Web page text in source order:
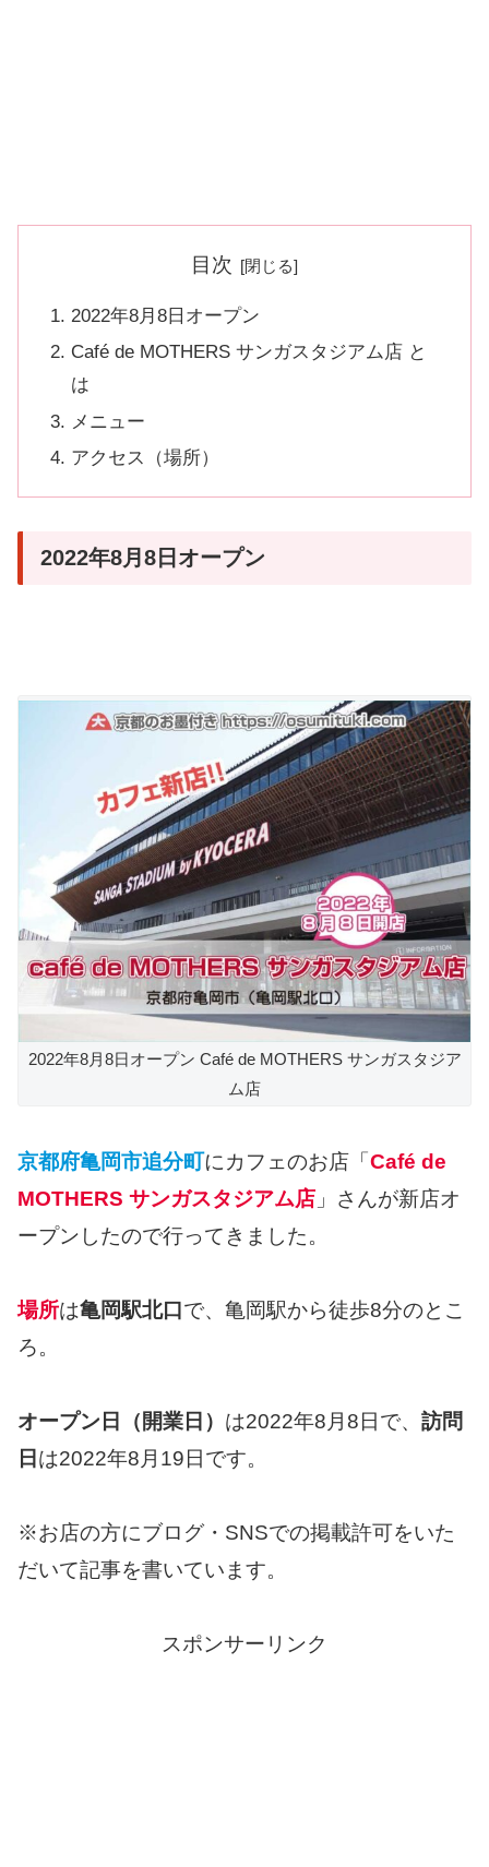
目次
2022年8月8日オープン
Café de MOTHERS サンガスタジアム店 と
は
メニュー
アクセス（場所）
2022年8月8日オープン
2022年8月8日オープン Café de MOTHERS サンガスタジア
ム店
京都府亀岡市追分町にカフェのお店「Café de
MOTHERS サンガスタジアム店 」さんが新店オ
ープンしたので行ってきました。
場所は亀岡駅北口 で、亀岡駅から徒歩8分のとこ
ろ。
オープン日（開業日） は2022年8月8日で、 訪問
日 は2022年8月19日です。
※お店の方にブログ・SNSでの掲載許可をいた
だいて記事を書いています。
スポンサーリンク